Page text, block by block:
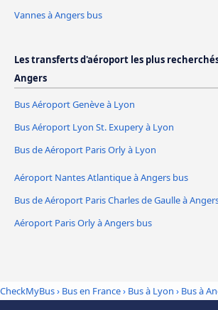
Vannes à Angers bus
Les transferts d'aéroport les plus
Angers
Bus Aéroport Genève à Lyon
Bus Aéroport Lyon St. Exupery à Lyon
Bus de Aéroport Paris Orly à Lyon
Aéroport Nantes Atlantique à Angers bus
Bus de Aéroport Paris Charles de Gaulle à
Aéroport Paris Orly à Angers bus
CheckMyBus› Bus en France› Bus à Lyon › Bus à